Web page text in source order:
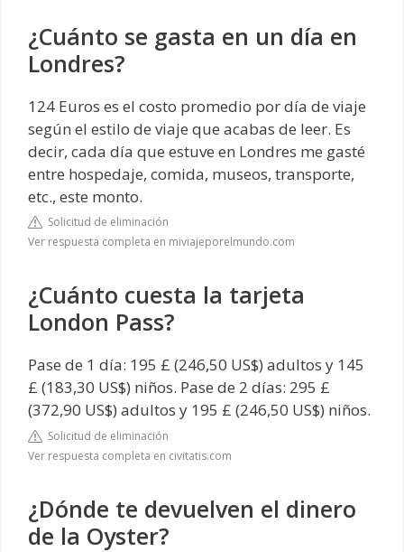
¿Cuánto se gasta en un día en
Londres?
124 Euros es el costo promedio por día de viaje
según el estilo de viaje que acabas de leer. Es
decir, cada día que estuve en Londres me gasté
entre hospedaje, comida, museos, transporte,
etc., este monto.
Solicitud de eliminación
Ver respuesta completa en miviajeporelmundo.com
¿Cuánto cuesta la tarjeta
London Pass?
Pase de 1 día: 195 £ (246,50 US$) adultos y 145
£ (183,30 US$) niños. Pase de 2 días: 295 £
(372,90 US$) adultos y 195 £ (246,50 US$) niños.
Solicitud de eliminación
Ver respuesta completa en civitatis.com
¿Dónde te devuelven el dinero
de la Oyster?